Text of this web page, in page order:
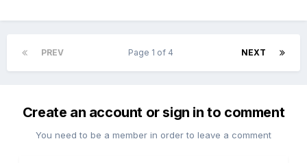
PREV NEXT
Page 1 of 4
Create an account or sign in to comment
You need to be a member in order to leave a comment